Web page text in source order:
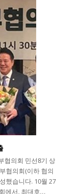
협의회 민선8기 상
협의회(이하 협의
했습니다. 10월 27
에서, 최대호…